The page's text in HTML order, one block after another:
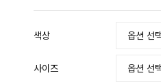
색상
사이즈